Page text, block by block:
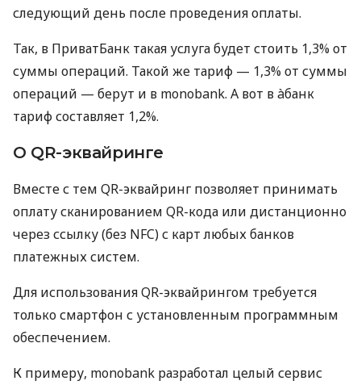
следующий день после проведения оплаты.
Так, в ПриватБанк такая услуга будет стоить 1,3% от
суммы операций. Такой же тариф — 1,3% от суммы
операций — берут и в monobank. А вот в àбанк
тариф составляет 1,2%.
О QR-эквайринге
Вместе с тем QR-эквайринг позволяет принимать
оплату сканированием QR-кода или дистанционно
через ссылку (без NFC) с карт любых банков
платежных систем.
Для использования QR-эквайрингом требуется
только смартфон с установленным программным
обеспечением.
К примеру, monobank разработал целый сервис